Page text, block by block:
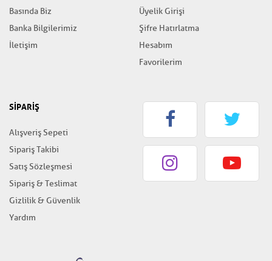
Basında Biz
Banka Bilgilerimiz
İletişim
Üyelik Girişi
Şifre Hatırlatma
Hesabım
Favorilerim
SİPARİŞ
Alışveriş Sepeti
Sipariş Takibi
Satış Sözleşmesi
Sipariş & Teslimat
Gizlilik & Güvenlik
Yardım